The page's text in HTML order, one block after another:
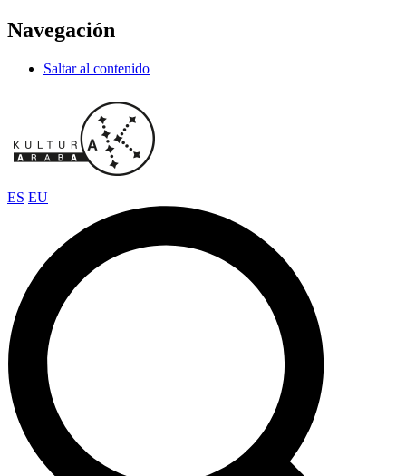
Navegación
Saltar al contenido
ES EU